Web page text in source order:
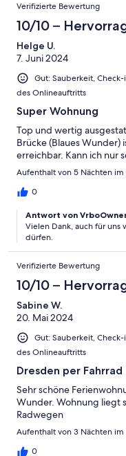
Verifizierte Bewertung
10/10 –
Helge U.
7. Juni 2024
Gut: Sauberkeit,
des Onlineauftritts
Super Wohnung
Top und wertig
Brücke (Blaues Wunder)
erreichbar. Kann ich nur
Aufenthalt von 5 Nächten
0
Antwort von
Vielen Dank, auch für uns
dürfen.
Verifizierte Bewertung
10/10 –
Sabine W.
20. Mai 2024
Gut: Sauberkeit,
des Onlineauftritts
Dresden per Fahrrad
Sehr schöne
Wunder. Wohnung liegt
Radwegen
Aufenthalt von 3 Nächten
0